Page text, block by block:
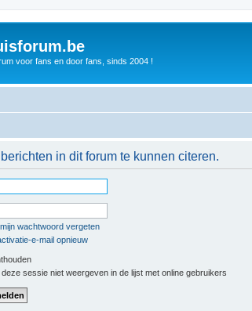
voor fans en door fans, sinds 2004 !
in dit forum te kunnen citeren.
wachtwoord vergeten
e-mail opnieuw
deze sessie niet weergeven in de lijst met online gebruikers